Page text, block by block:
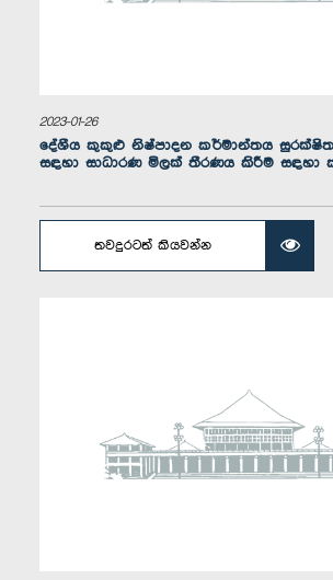
සාමාජික
2023-01-26
දේශීය කුකුළු නිෂ්පාදන කර්මාන්තය
සඳහා සාධාරණ මිලක් තීරණය කිරීම සඳහා
තවදුරටත් කියවන්න